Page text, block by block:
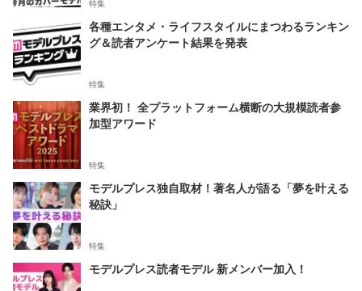
特集
各種エンタメ・ライフスタイルにまつわるランキン
グ＆読者アンケート結果を発表
特集
業界初！ 全プラットフォーム横断の大規模読者参
加型アワード
特集
モデルプレス独自取材！著名人が語る「夢を叶える
秘訣」
特集
モデルプレス読者モデル 新メンバー加入！